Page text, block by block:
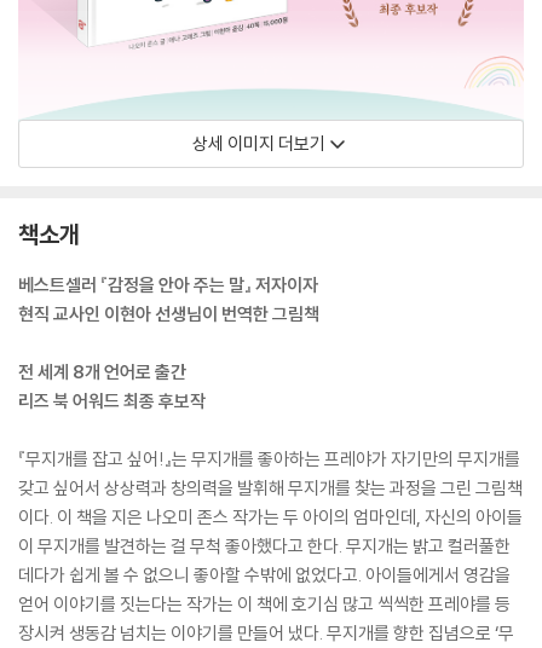
상세 이미지 더보기
책소개
베스트셀러 『감정을 안아 주는 말』 저자이자
현직 교사인 이현아 선생님이 번역한 그림책
전 세계 8개 언어로 출간
리즈 북 어워드 최종 후보작
『무지개를 잡고 싶어!』는 무지개를 좋아하는 프레야가 자기만의 무지개를
갖고 싶어서 상상력과 창의력을 발휘해 무지개를 찾는 과정을 그린 그림책
이다. 이 책을 지은 나오미 존스 작가는 두 아이의 엄마인데, 자신의 아이들
이 무지개를 발견하는 걸 무척 좋아했다고 한다. 무지개는 밝고 컬러풀한
데다가 쉽게 볼 수 없으니 좋아할 수밖에 없었다고. 아이들에게서 영감을
얻어 이야기를 짓는다는 작가는 이 책에 호기심 많고 씩씩한 프레야를 등
장시켜 생동감 넘치는 이야기를 만들어 냈다. 무지개를 향한 집념으로 ‘무